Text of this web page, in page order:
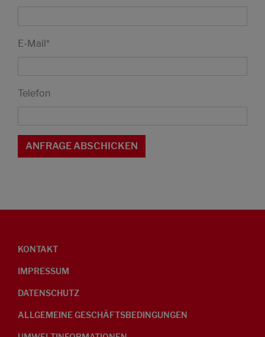
E-Mail*
Telefon
KONTAKT
IMPRESSUM
DATENSCHUTZ
ALLGEMEINE GESCHÄFTSBEDINGUNGEN